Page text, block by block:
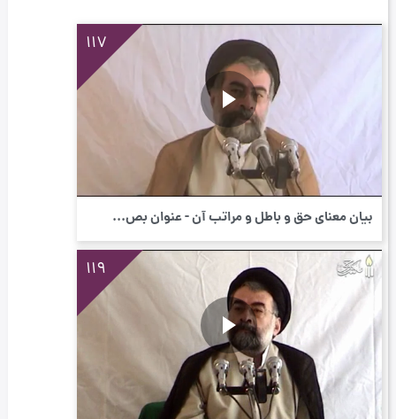
117
بیان معناى حق و باطل و مراتب آن - عنوان بص...
119